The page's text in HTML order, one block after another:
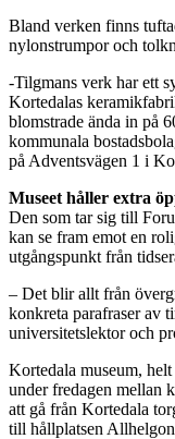
Bland verken finns
nylonstrumpor och
-Tilgmans verk har ett
Kortedalas
blomstrade ända in på
kommunala
på Adventsvägen 1 i
Museet håller extra
Den som tar sig till
kan se fram emot en
utgångspunkt från
– Det blir allt från
konkreta parafraser av
universitetslektor och
Kortedala museum,
under fredagen mellan
att gå från Kortedala
till hållplatsen